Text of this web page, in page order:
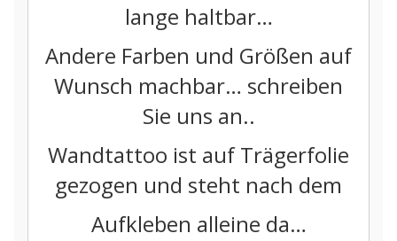
lange haltbar…
Andere Farben und Größen auf
Wunsch machbar… schreiben
Sie uns an..
Wandtattoo ist auf Trägerfolie
gezogen und steht nach dem
Aufkleben alleine da…